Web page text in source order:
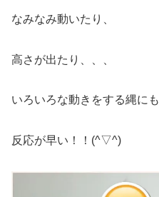
なみなみ動いたり、
高さが出たり、、、
いろいろな動きをする縄にも
反応が早い！！(^▽^)